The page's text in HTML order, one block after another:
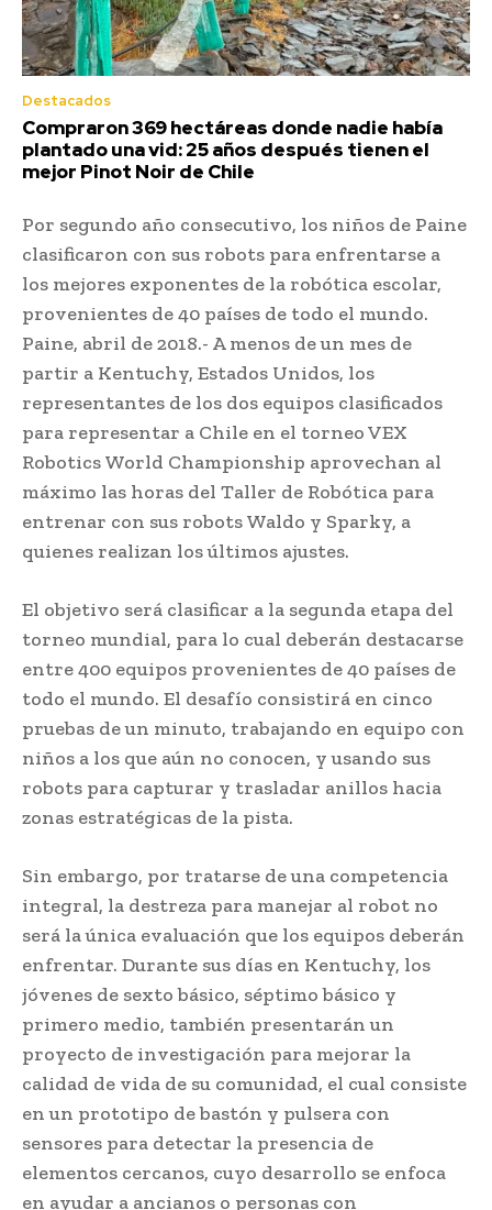
Destacados
Compraron 369 hectáreas donde nadie había
plantado una vid: 25 años después tienen el
mejor Pinot Noir de Chile
Por segundo año consecutivo, los niños de Paine
clasificaron con sus robots para enfrentarse a
los mejores exponentes de la robótica escolar,
provenientes de 40 países de todo el mundo.
Paine, abril de 2018.- A menos de un mes de
partir a Kentuchy, Estados Unidos, los
representantes de los dos equipos clasificados
para representar a Chile en el torneo VEX
Robotics World Championship aprovechan al
máximo las horas del Taller de Robótica para
entrenar con sus robots Waldo y Sparky, a
quienes realizan los últimos ajustes.
El objetivo será clasificar a la segunda etapa del
torneo mundial, para lo cual deberán destacarse
entre 400 equipos provenientes de 40 países de
todo el mundo. El desafío consistirá en cinco
pruebas de un minuto, trabajando en equipo con
niños a los que aún no conocen, y usando sus
robots para capturar y trasladar anillos hacia
zonas estratégicas de la pista.
Sin embargo, por tratarse de una competencia
integral, la destreza para manejar al robot no
será la única evaluación que los equipos deberán
enfrentar. Durante sus días en Kentuchy, los
jóvenes de sexto básico, séptimo básico y
primero medio, también presentarán un
proyecto de investigación para mejorar la
calidad de vida de su comunidad, el cual consiste
en un prototipo de bastón y pulsera con
sensores para detectar la presencia de
elementos cercanos, cuyo desarrollo se enfoca
en ayudar a ancianos o personas con